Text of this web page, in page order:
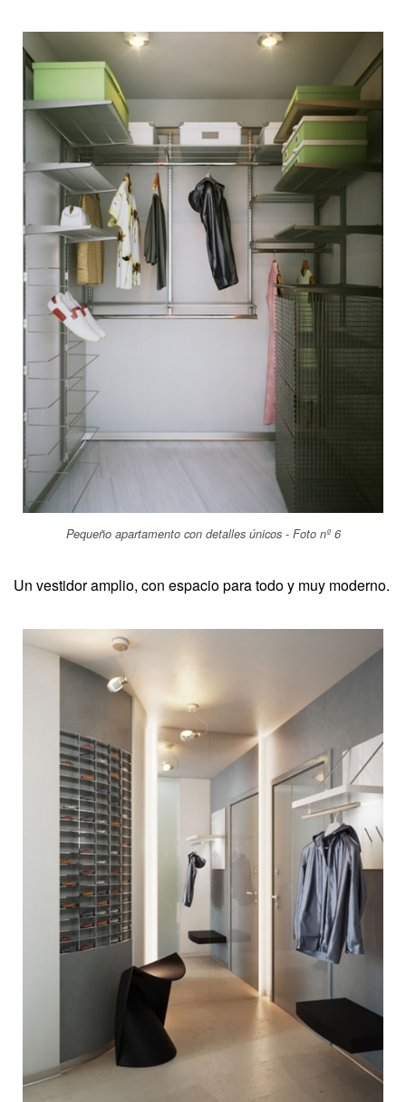
Pequeño apartamento con detalles únicos - Foto nº 6
Un vestidor amplio, con espacio para todo y muy moderno.